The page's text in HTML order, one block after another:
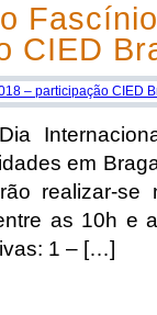
CIED
em
realizar-se
as 10h e
1 – […]